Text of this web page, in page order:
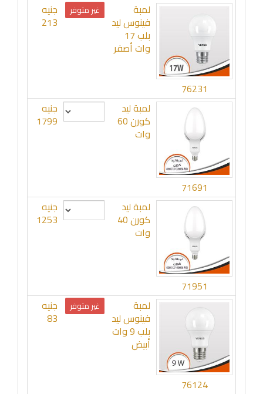
76231
لمبة
فينوس ليد
بلب 17
وات أصفر
غير متوفر جنيه
213
71691
لمبة ليد
كورن 60
وات
جنيه
1799
71951
لمبة ليد
كورن 40
وات
جنيه
1253
76124
لمبة
فينوس ليد
بلب 9 وات
أبيض
غير متوفر جنيه
83